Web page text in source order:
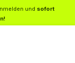
und sofort